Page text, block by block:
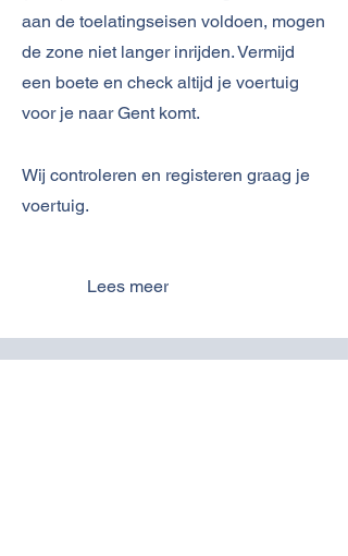
aan de toelatingseisen voldoen, mogen
de zone niet langer inrijden. Vermijd
een boete en check altijd je voertuig
voor je naar Gent komt.
Wij controleren en registeren graag je
voertuig.
Lees meer